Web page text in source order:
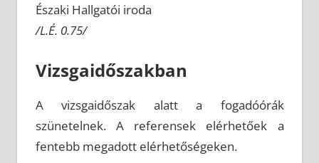
Északi Hallgatói iroda
/L.É. 0.75/
Vizsgaidőszakban
A vizsgaidőszak alatt a fogadóórák
szünetelnek. A referensek elérhetőek a
fentebb megadott elérhetőségeken.